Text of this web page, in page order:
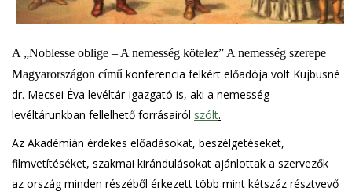
A „Noblesse oblige – A nemesség kötelez” A nemesség szerepe
Magyarországon című konferencia felkért előadója volt Kujbusné
dr. Mecsei Éva levéltár-igazgató is, aki a nemesség
levéltárunkban fellelhető forrásairól szólt.
Az Akadémián érdekes előadásokat, beszélgetéseket,
filmvetítéséket, szakmai kirándulásokat ajánlottak a szervezők
az ország minden részéből érkezett több mint kétszáz résztvevő